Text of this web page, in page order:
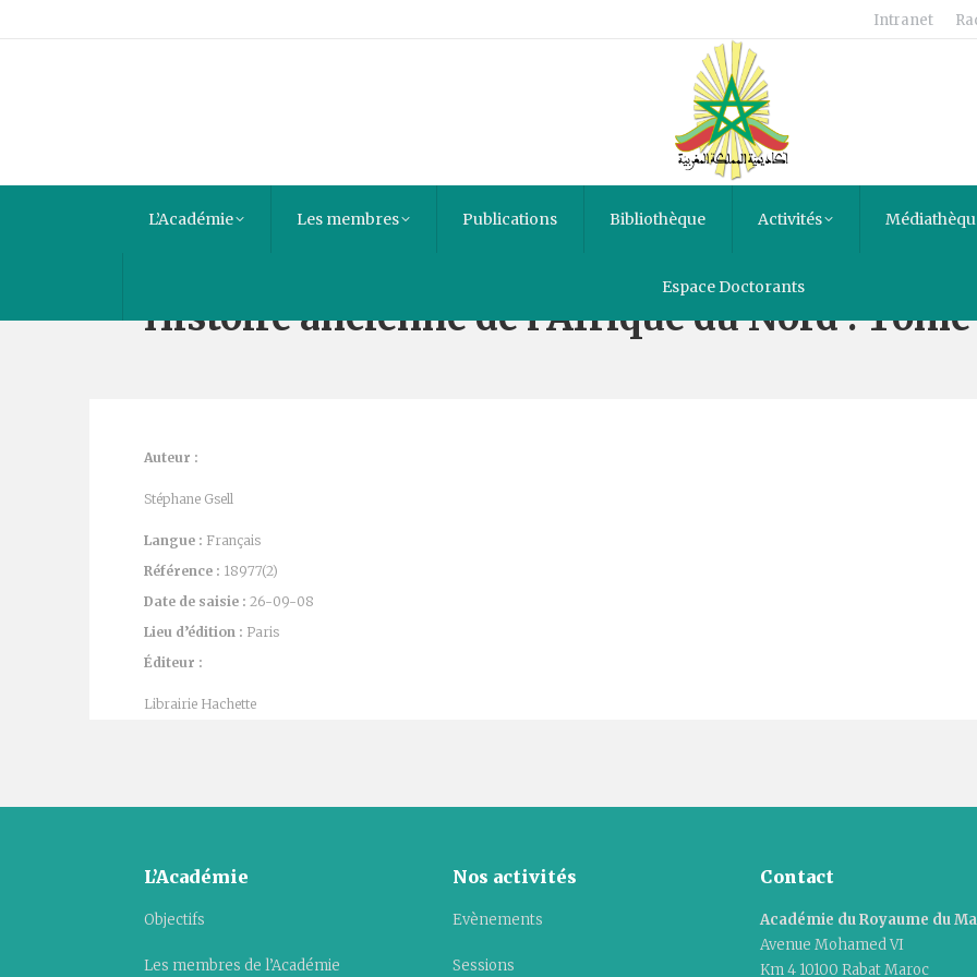
Intranet
L’Académie Les membres Publications Bibliothèque Activités
Espace Doctorants
Histoire ancienne de l’Afrique du Nord :
Auteur :
Stéphane Gsell
Langue : Français
Référence : 18977(2)
Date de saisie : 26-09-08
Lieu d’édition : Paris
Éditeur :
Librairie Hachette
L’Académie
Objectifs
Les membres de l’Académie
Nos activités
Evènements
Sessions
Contact
Académie du Royaume du
Avenue Mohamed VI
Km 4 10100 Rabat Maroc